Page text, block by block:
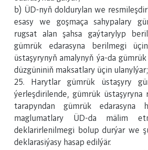
b) ÜD-nyň doldurylan we
esasy we goşmaça sahypalary
rugsat alan şahsa gaýtarylyp
gümrük edarasyna berilmegi
üstaşyrynyň amalynyň ýa-da
düzgüniniň maksatlary üçin ulanylýar;
25. Harytlar gümrük üstaşyry
ýerleşdirilende, gümrük üstaşyryna
tarapyndan gümrük edarasyna
maglumatlary ÜD-da mälim
deklarirlenilmegi bolup durýar we
deklarasiýasy hasap edilýär.